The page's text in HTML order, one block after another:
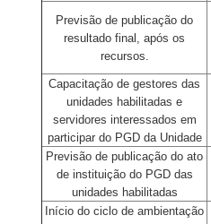
Previsão de publicação do
resultado final, após os
recursos.
Capacitação de gestores das
unidades habilitadas e
servidores interessados em
participar do PGD da Unidade
Previsão de publicação do ato
de instituição do PGD das
unidades habilitadas
Início do ciclo de ambientação